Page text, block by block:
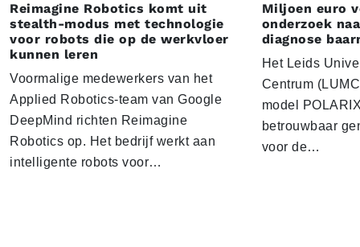
Reimagine Robotics komt uit
stealth-modus met technologie
voor robots die op de werkvloer
kunnen leren
Voormalige medewerkers van het
Applied Robotics-team van Google
DeepMind richten Reimagine
Robotics op. Het bedrijf werkt aan
intelligente robots voor…
Miljoen euro
onderzoek
diagnose
Het Leids
Centrum
model
betrouwbaar
voor de…